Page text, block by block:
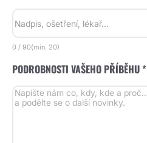
0 / 90(min. 20)
PODROBNOSTI VAŠEHO PŘÍBĚHU *